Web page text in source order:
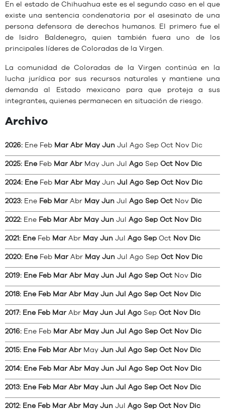
En el estado de Chihuahua este es el segundo caso en el que
existe una sentencia condenatoria por el asesinato de una
persona defensora de derechos humanos. El primero fue el
de Isidro Baldenegro, quien también fuera uno de los
principales líderes de Coloradas de la Virgen.
La comunidad de Coloradas de la Virgen continúa en la
lucha jurídica por sus recursos naturales y mantiene una
demanda al Estado mexicano para que proteja a sus
integrantes, quienes permanecen en situación de riesgo.
Archivo
2026: Ene Feb Mar Abr May Jun Jul Ago Sep Oct Nov Dic
2025: Ene Feb Mar Abr May Jun Jul Ago Sep Oct Nov Dic
2024: Ene Feb Mar Abr May Jun Jul Ago Sep Oct Nov Dic
2023: Ene Feb Mar Abr May Jun Jul Ago Sep Oct Nov Dic
2022: Ene Feb Mar Abr May Jun Jul Ago Sep Oct Nov Dic
2021: Ene Feb Mar Abr May Jun Jul Ago Sep Oct Nov Dic
2020: Ene Feb Mar Abr May Jun Jul Ago Sep Oct Nov Dic
2019: Ene Feb Mar Abr May Jun Jul Ago Sep Oct Nov Dic
2018: Ene Feb Mar Abr May Jun Jul Ago Sep Oct Nov Dic
2017: Ene Feb Mar Abr May Jun Jul Ago Sep Oct Nov Dic
2016: Ene Feb Mar Abr May Jun Jul Ago Sep Oct Nov Dic
2015: Ene Feb Mar Abr May Jun Jul Ago Sep Oct Nov Dic
2014: Ene Feb Mar Abr May Jun Jul Ago Sep Oct Nov Dic
2013: Ene Feb Mar Abr May Jun Jul Ago Sep Oct Nov Dic
2012: Ene Feb Mar Abr May Jun Jul Ago Sep Oct Nov Dic